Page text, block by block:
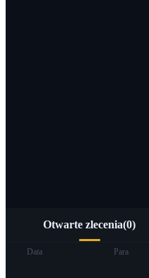
Kontrakty terminowe
Otwarte zlecenia(0)
Data Para